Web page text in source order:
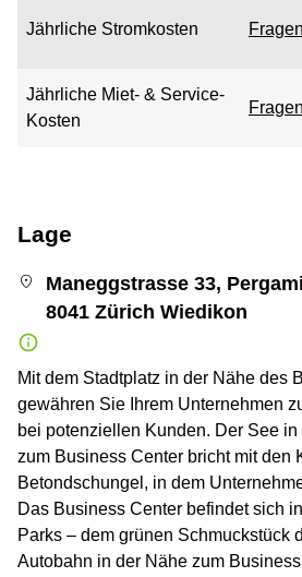
Jährliche Stromkosten
Jährliche Miet- & Service-
Kosten
Lage
Maneggstrasse 33,
8041 Zürich Wiedikon
Mit dem Stadtplatz in der Nähe des
gewähren Sie Ihrem Unternehmen
bei potenziellen Kunden. Der See
zum Business Center bricht mit den
Betondschungel, in dem
Das Business Center befindet sich
Parks – dem grünen Schmuckstück
Autobahn in der Nähe zum